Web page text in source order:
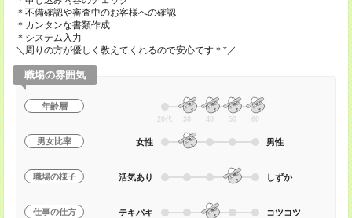
＊不備確認や審査中のお客様への確認
＊カンタンな書類作成
＊システム入力
＼周りの方が優しく教えてくれるので安心です＊*／
職場の雰囲気
年齢層
20代 30 40 50 60
男女比率 女性 男性
職場の様子 活気あり しずか
仕事の仕方 テキパキ コツコツ